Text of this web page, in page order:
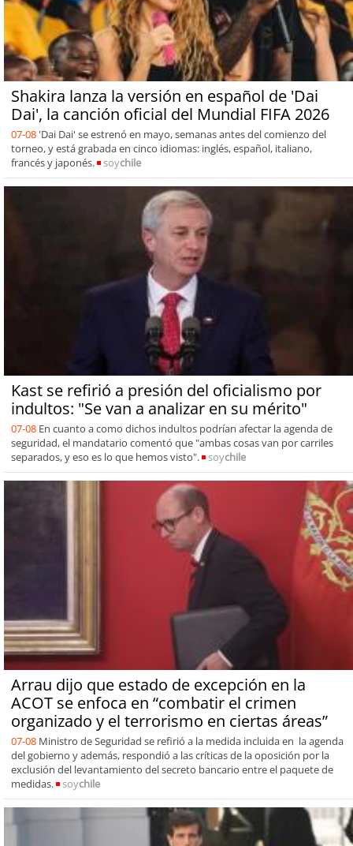
Shakira lanza la versión en español de 'Dai
Dai', la canción oficial del Mundial FIFA 2026
07-08 'Dai Dai' se estrenó en mayo, semanas antes del comienzo del
torneo, y está grabada en cinco idiomas: inglés, español, italiano,
francés y japonés.
soychile
Kast se refirió a presión del oficialismo por
indultos: "Se van a analizar en su mérito"
07-08 En cuanto a como dichos indultos podrían afectar la agenda de
seguridad, el mandatario comentó que "ambas cosas van por carriles
separados, y eso es lo que hemos visto".
soychile
Arrau dijo que estado de excepción en la
ACOT se enfoca en “combatir el crimen
organizado y el terrorismo en ciertas áreas”
07-08 Ministro de Seguridad se refirió a la medida incluida en la agenda
del gobierno y además, respondió a las críticas de la oposición por la
exclusión del levantamiento del secreto bancario entre el paquete de
medidas.
soychile